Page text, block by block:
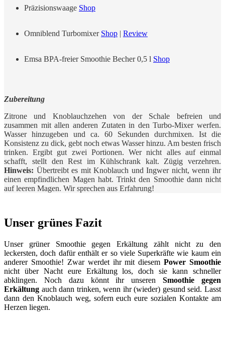
Präzisionswaage Shop
Omniblend Turbomixer Shop | Review
Emsa BPA-freier Smoothie Becher 0,5 l Shop
Zubereitung
Zitrone und Knoblauchzehen von der Schale befreien und
zusammen mit allen anderen Zutaten in den Turbo-Mixer werfen.
Wasser hinzugeben und ca. 60 Sekunden durchmixen. Ist die
Konsistenz zu dick, gebt noch etwas Wasser hinzu. Am besten frisch
trinken. Ergibt gut zwei Portionen. Wer nicht alles auf einmal
schafft, stellt den Rest im Kühlschrank kalt. Zügig verzehren.
Hinweis: Übertreibt es mit Knoblauch und Ingwer nicht, wenn ihr
einen empfindlichen Magen habt. Trinkt den Smoothie dann nicht
auf leeren Magen. Wir sprechen aus Erfahrung!
Unser grünes Fazit
Unser grüner Smoothie gegen Erkältung zählt nicht zu den
leckersten, doch dafür enthält er so viele Superkräfte wie kaum ein
anderer Smoothie! Zwar werdet ihr mit diesemPower Smoothie
nicht über Nacht eure Erkältung los, doch sie kann schneller
abklingen. Noch dazu könnt ihr unserenSmoothie gegen
Erkältung auch dann trinken, wenn ihr (wieder) gesund seid. Lasst
dann den Knoblauch weg, sofern euch eure sozialen Kontakte am
Herzen liegen.